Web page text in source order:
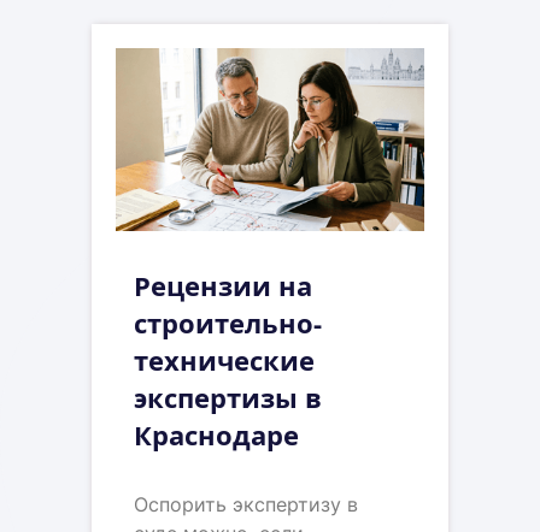
Рецензии на
строительно-
технические
экспертизы в
Краснодаре
Оспорить экспертизу в